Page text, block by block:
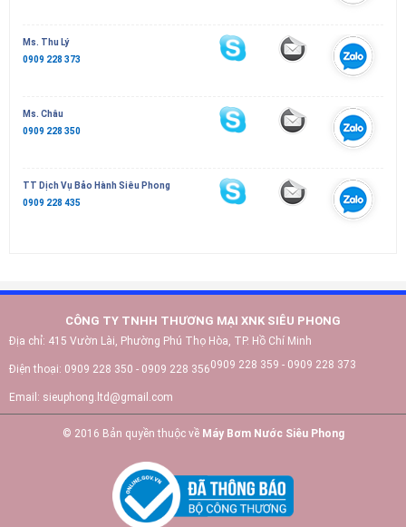
Ms. Thu Lý
0909 228 373
Ms. Châu
0909 228 350
TT Dịch Vụ Bảo Hành Siêu Phong
0909 228 435
CÔNG TY TNHH THƯƠNG MẠI XNK SIÊU PHONG
Địa chỉ: 415 Vườn Lài, Phường Phú Thọ Hòa, TP. Hồ Chí Minh
Điện thoại: 0909 228 350 - 0909 228 3560909 228 359 - 0909 228 373
Email: sieuphong.ltd@gmail.com
© 2016 Bản quyền thuộc về Máy Bơm Nước Siêu Phong